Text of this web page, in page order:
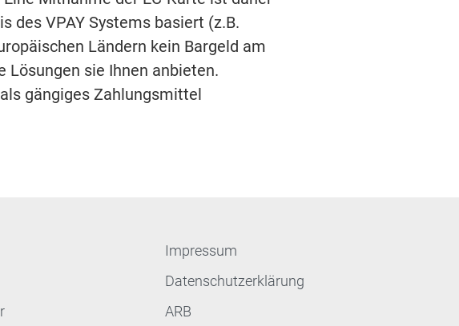
des VPAY Systems basiert (z.B.
Ländern kein Bargeld am
Lösungen sie Ihnen anbieten.
gängiges Zahlungsmittel
Impressum
Datenschutzerklärung
ARB